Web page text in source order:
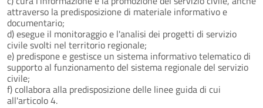
attraverso la predisposizione di materiale informativo e
documentario;
d) esegue il monitoraggio e l'analisi dei progetti di servizio
civile svolti nel territorio regionale;
e) predispone e gestisce un sistema informativo telematico di
supporto al funzionamento del sistema regionale del servizio
civile;
f) collabora alla predisposizione delle linee guida di cui
all'articolo 4.